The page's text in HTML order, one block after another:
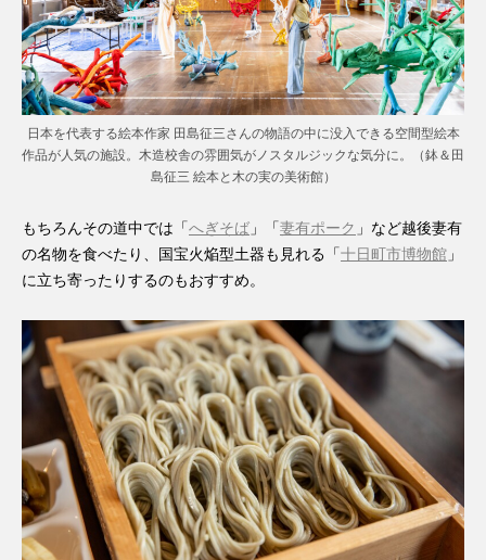
日本を代表する絵本作家 田島征三さんの物語の中に没入できる空間型絵本
作品が人気の施設。木造校舎の雰囲気がノスタルジックな気分に。（鉢＆田
島征三 絵本と木の実の美術館）
もちろんその道中では「へぎそば 」「妻有ポーク 」など越後妻有
の名物を食べたり、国宝火焔型土器も見れる「十日町市博物館 」
に立ち寄ったりするのもおすすめ。